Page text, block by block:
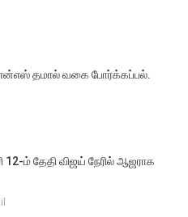
தமால் வகை போர்க்கப்பல்.
12-ம் தேதி விஜய் நேரில் ஆஜராக